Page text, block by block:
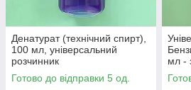
Денатурат (технічний спирт),
100 мл, універсальний
розчинник
Готово до відправки 5 од.
мл -